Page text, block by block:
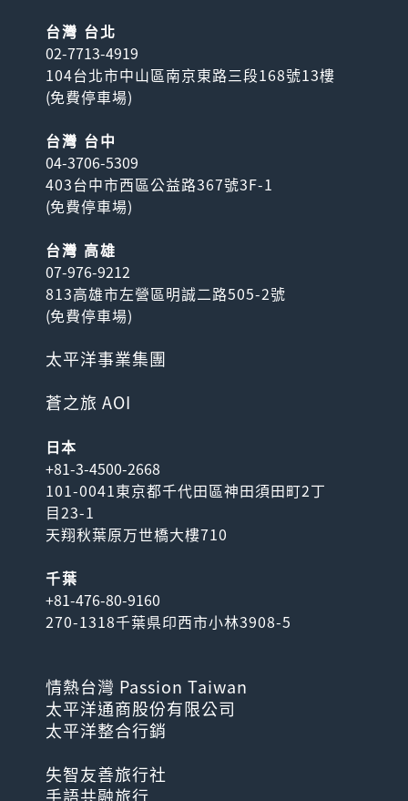
台灣 台北
02-7713-4919
104台北市中山區南京東路三段168號13樓
(免費停車場)
台灣 台中
04-3706-5309
403台中市西區公益路367號3F-1
(免費停車場)
台灣 高雄
07-976-9212
813高雄市左營區明誠二路505-2號
(免費停車場)
太平洋事業集團
蒼之旅 AOI
日本
+81-3-4500-2668
101-0041東京都千代田區神田須田町2丁
目23-1
天翔秋葉原万世橋大樓710
千葉
+81-476-80-9160
270-1318千葉県印西市小林3908-5
情熱台灣 Passion Taiwan
太平洋通商股份有限公司
太平洋整合行銷
失智友善旅行社
手語共融旅行